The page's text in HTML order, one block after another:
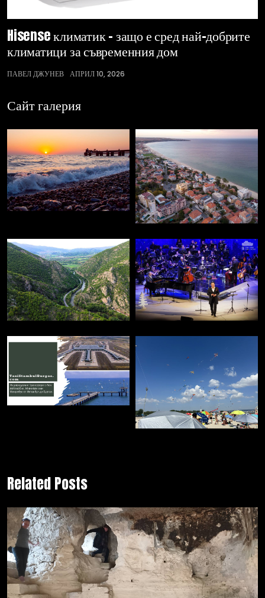
Hisense климатик – защо е сред най-добрите
климатици за съвременния дом
ПАВЕЛ ДЖУНЕВ АПРИЛ 10, 2026
Сайт галерия
Related Posts